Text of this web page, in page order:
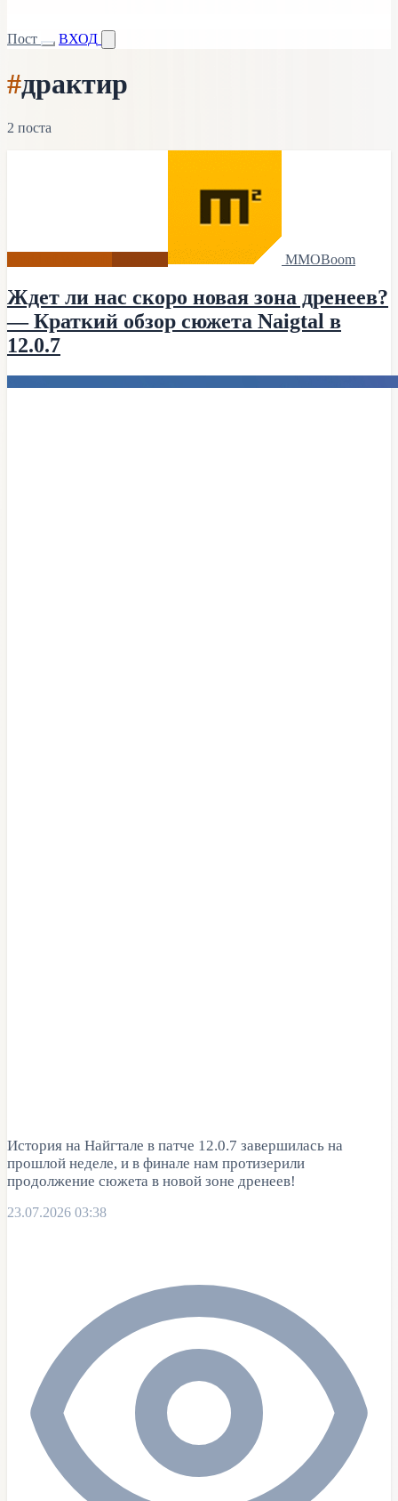
Пост ВХОД
#драктир
2 поста
MMOBoom
Ждет ли нас скоро новая зона дренеев?
— Краткий обзор сюжета Naigtal в
12.0.7
История на Найгтале в патче 12.0.7 завершилась на
прошлой неделе, и в финале нам протизерили
продолжение сюжета в новой зоне дренеев!
23.07.2026 03:38